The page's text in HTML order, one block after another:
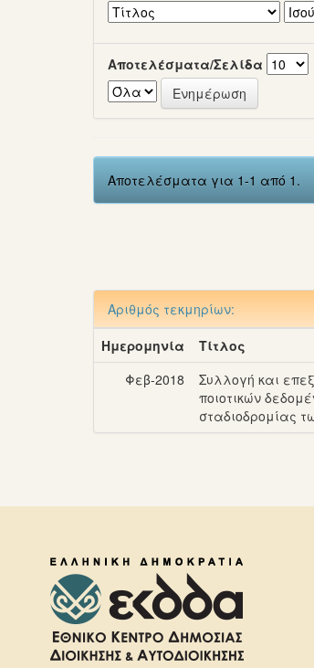
Αποτελέσματα/Σελίδα
Αποτελέσματα για 1-1 από 1.
Αριθμός τεκμηρίων:
Ημερομηνία
Τίτλος
Φεβ-2018
Συλλογή και
ποιοτικών
σταδιοδρομίας